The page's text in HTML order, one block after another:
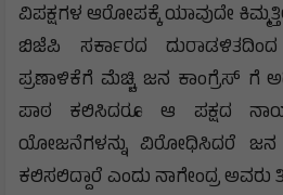
ವಿಪಕ್ಷಗಳ‌ ಆರೋಪಕ್ಕೆ ಯಾವುದೇ
ಬಿಜೆಪಿ ಸರ್ಕಾರದ
ಪ್ರಣಾಳಿಕೆಗೆ ಮೆಚ್ಚಿ ಜನ ಕಾಂಗ್ರೆಸ್ ಗೆ
ಪಾಠ ಕಲಿಸಿದರೂ ಆ ಪಕ್ಷದ
ಯೋಜನೆಗಳನ್ನು ವಿರೋಧಿಸಿದರೆ ಜನ
ಕಲಿಸಲಿದ್ದಾರೆ ಎಂದು ನಾಗೇಂದ್ರ ಅವರು